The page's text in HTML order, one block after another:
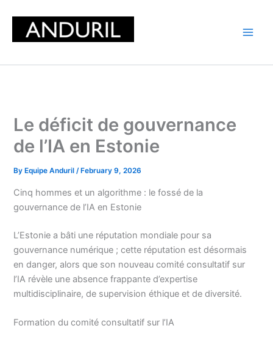
content
Le déficit de gouvernance
de l’IA en Estonie
By Equipe Anduril/ February 9, 2026
Cinq hommes et un algorithme : le fossé de la
gouvernance de l’IA en Estonie
L’Estonie a bâti une réputation mondiale pour sa
gouvernance numérique ; cette réputation est désormais
en danger, alors que son nouveau comité consultatif sur
l’IA révèle une absence frappante d’expertise
multidisciplinaire, de supervision éthique et de diversité.
Formation du comité consultatif sur l’IA